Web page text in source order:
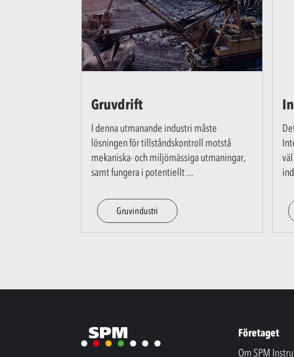
Gruvdrift
I denna utmanande industri måste
lösningen för tillståndskontroll motstå
mekaniska- och miljömässiga utmaningar,
samt fungera i potentiellt...
Gruvindustri
Företaget
Om SPM